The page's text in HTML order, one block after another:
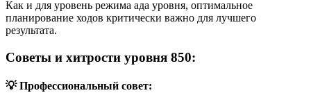
Как и для уровень режима ада уровня, оптимальное
планирование ходов критически важно для лучшего
результата.
Советы и хитрости уровня 850:
💡 Профессиональный совет: